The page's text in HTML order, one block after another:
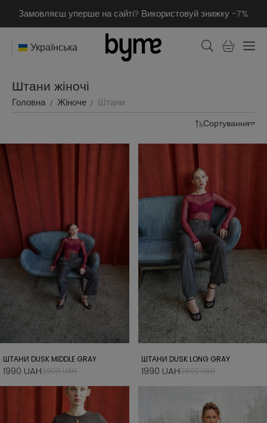
Замовляєш уперше на сайті? Використовуй знижку -7%
Українська
Штани жіночі
Головна Жіноче Штани
Сортування
ШТАНИ DUSK MIDDLE GRAY
1990 UAH2800 UAH
ШТАНИ DUSK LONG GRAY
1990 UAH2800 UAH